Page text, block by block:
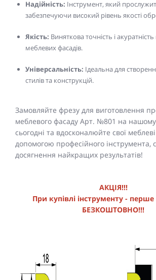
Надійність: Інструмент, який
забезпечуючи високий рівень якості
Якість: Виняткова точність і
меблевих фасадів.
Універсальність: Ідеальна для
стилів та конструкцій.
Замовляйте фрезу для виготовлення
меблевого фасаду Арт. №801 на нашому
сьогодні та вдосконалюйте свої
допомогою професійного інструмента,
досягнення найкращих результатів!
АКЦІЯ!!!
При купівлі інструменту -
БЕЗКОШТОВНО!!!